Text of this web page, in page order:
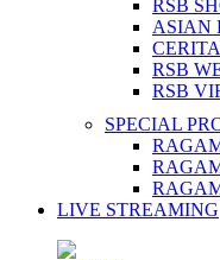
RSB
ASIAN
RSB
RSB
SPECIAL
LIVE STREAMING